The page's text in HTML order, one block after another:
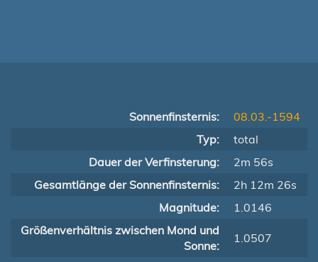
Sonnenfinsternis:
08.03.-1594
Typ:
total
Dauer der Verfinsterung:
2m 56s
Gesamtlänge der Sonnenfinsternis:
2h 12m 26s
Magnitude:
1.0146
Größenverhältnis zwischen Mond und
Sonne:
1.0507